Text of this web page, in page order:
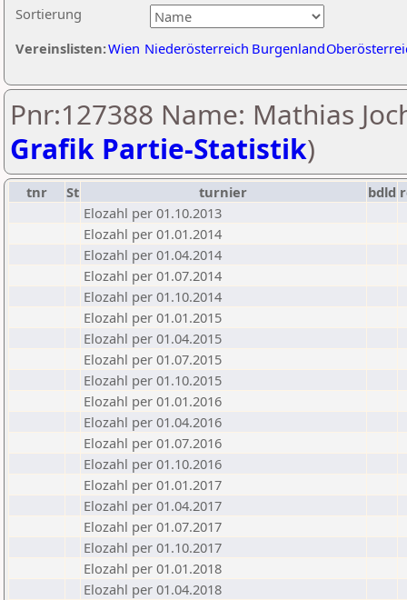
Sortierung
Vereinslisten:Wien Niederösterreich Burgenland
Pnr:127388 Name: Mathias
Grafik Partie-Statistik)
tnr St turnier bdld
Elozahl per 01.10.2013
Elozahl per 01.01.2014
Elozahl per 01.04.2014
Elozahl per 01.07.2014
Elozahl per 01.10.2014
Elozahl per 01.01.2015
Elozahl per 01.04.2015
Elozahl per 01.07.2015
Elozahl per 01.10.2015
Elozahl per 01.01.2016
Elozahl per 01.04.2016
Elozahl per 01.07.2016
Elozahl per 01.10.2016
Elozahl per 01.01.2017
Elozahl per 01.04.2017
Elozahl per 01.07.2017
Elozahl per 01.10.2017
Elozahl per 01.01.2018
Elozahl per 01.04.2018